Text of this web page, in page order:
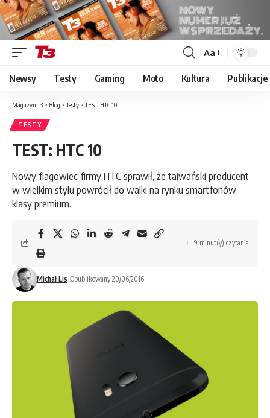
Font
Resizer
Aa
Newsy Testy Gaming Moto Kultura Publikacje
Magazyn T3 > Blog >Testy >TEST: HTC 10
TESTY
TEST: HTC 10
Nowy flagowiec firmy HTC sprawił, że tajwański producent
w wielkim stylu powrócił do walki na rynku smartfonów
klasy premium.
Michał Lis Opublikowany 20/06/2016
9 minut(y) czytania